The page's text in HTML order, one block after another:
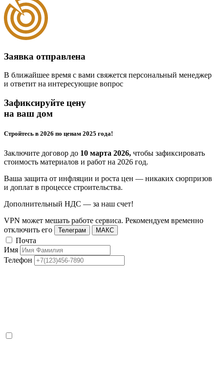
Заявка отправлена
В ближайшее время с вами свяжется персональный менеджер
и ответит на интересующие вопрос
Зафиксируйте цену
на ваш дом
Стройтесь в 2026 по ценам 2025 года!
Заключите договор до 10 марта 2026, чтобы зафиксировать
стоимость материалов и работ на 2026 год.
Ваша защита от инфляции и роста цен — никаких сюрпризов
и доплат в процессе строительства.
Дополнительный НДС — за наш счет!
VPN может мешать работе сервиса. Рекомендуем временно
отключить его
Телеграм МАКС
Почта
Имя
Телефон